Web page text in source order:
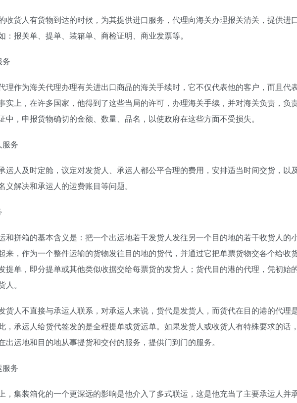
收货人有货物到达的时候，为其提供进口服务，代理向海关办理报关清关，提供进
：报关单、提单、装箱单、商检证明、商业发票等。
务
理作为海关代理办理有关进出口商品的海关手续时，它不仅代表他的客户，而且代
实上，在许多国家，他得到了这些当局的许可，办理海关手续，并对海关负责，负
中，申报货物确切的金额、数量、品名，以使政府在这些方面不受损失。
务
运人及时定舱，议定对发货人、承运人都公平合理的费用，安排适当时间交货，以
义解决和承运人的运费账目等问题。
和拼箱的基本含义是：把一个出运地若干发货人发往另一个目的地的若干收货人的
来，作为一个整件运输的货物发往目的地的货代，并通过它把单票货物交各个给收
提单，即分提单或其他类似收据交给每票货的发货人；货代目的港的代理，凭初始
。
货人不直接与承运人联系，对承运人来说，货代是发货人，而货代在目的港的代理
，承运人给货代签发的是全程提单或货运单。如果发货人或收货人有特殊要求的话
出运地和目的地从事提货和交付的服务，提供门到门的服务。
务
，集装箱化的一个更深远的影响是他介入了多式联运，这是他充当了主要承运人并